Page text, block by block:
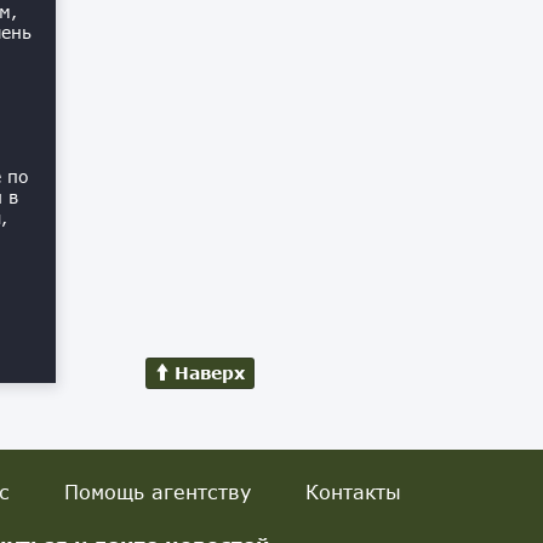
по
в
Наверх
Помощь агентству Контакты